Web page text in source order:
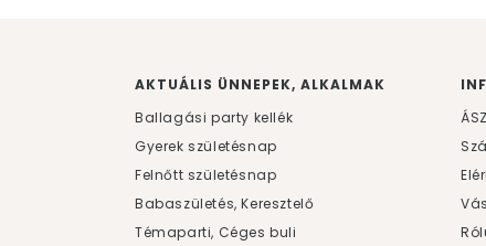
AKTUÁLIS ÜNNEPEK, ALKALMAK
Ballagási party kellék
Gyerek születésnap
Felnőtt születésnap
Babaszületés, Keresztelő
Témaparti, Céges buli